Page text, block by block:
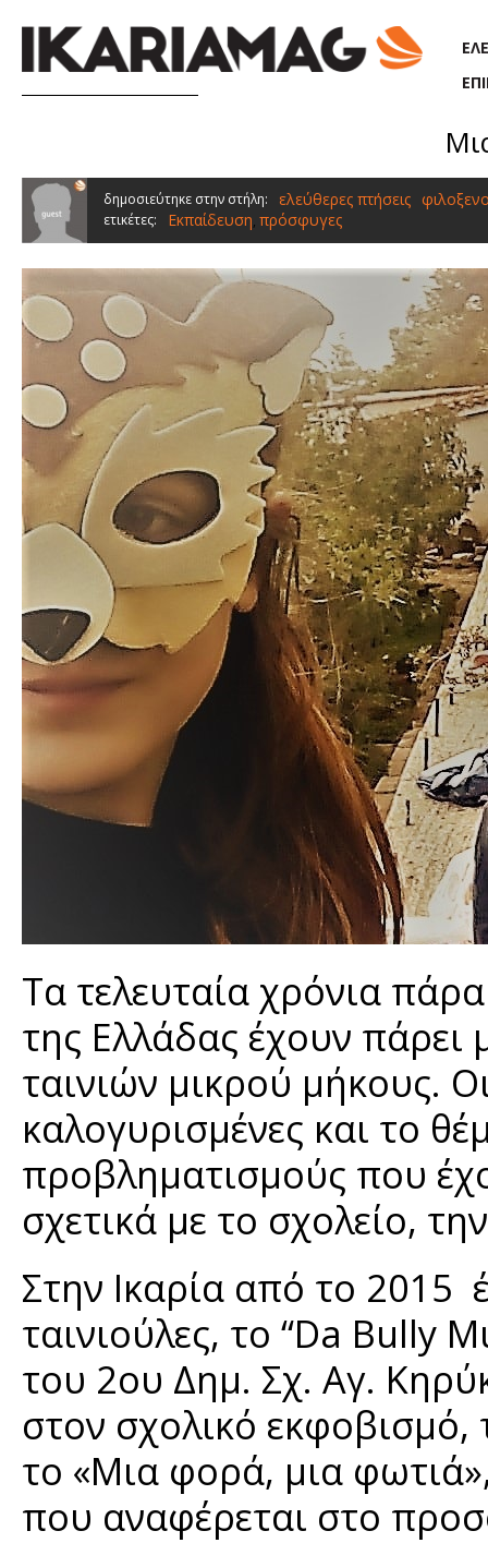
δημοσιεύτηκε στην στήλη: ελεύθερες πτήσεις
ετικέτες: Εκπαίδευση, πρόσφυγες
Τα τελευταία χρόνια
της Ελλάδας έχουν
ταινιών μικρού μήκους.
καλογυρισμένες και το
προβληματισμούς που
σχετικά με το σχολείο,
Στην Ικαρία από το 2015
ταινιούλες, το “Da Bully
του 2ου Δημ. Σχ. Αγ.
στον σχολικό εκφοβισμό,
το «Μια φορά, μια
που αναφέρεται στο